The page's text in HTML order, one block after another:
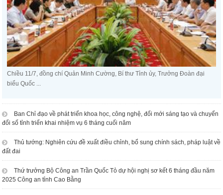
Chiều 11/7, đồng chí Quản Minh Cường, Bí thư Tỉnh ủy, Trưởng Đoàn đại
biểu Quốc ...
Ban Chỉ đạo về phát triển khoa học, công nghệ, đổi mới sáng tạo và chuyển
đổi số tỉnh triển khai nhiệm vụ 6 tháng cuối năm
Thủ tướng: Nghiên cứu đề xuất điều chỉnh, bổ sung chính sách, pháp luật về
đất đai
Thứ trưởng Bộ Công an Trần Quốc Tỏ dự hội nghị sơ kết 6 tháng đầu năm
2025 Công an tỉnh Cao Bằng